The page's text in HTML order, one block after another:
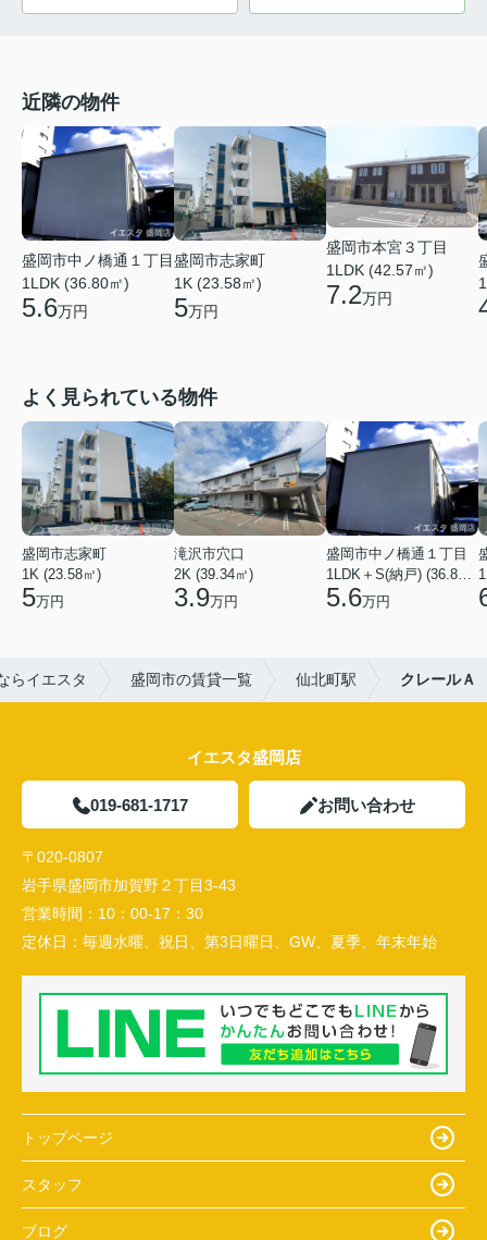
近隣の物件
盛岡市中ノ橋通１丁目
1LDK (36.80㎡)
5.6万円
盛岡市志家町
1K (23.58㎡)
5万円
盛岡市本宮３丁目
1LDK (42.57㎡)
7.2万円
よく見られている物件
盛岡市志家町
1K (23.58㎡)
5万円
滝沢市穴口
2K (39.34㎡)
3.9万円
盛岡市中ノ橋通１丁目
1LDK＋S(納戸) (36.80㎡)
5.6万円
らイエスタ 盛岡市の賃貸一覧 仙北町駅 クレールＡ
イエスタ盛岡店
019-681-1717 お問い合わせ
〒020-0807
岩手県盛岡市加賀野２丁目3-43
営業時間： 10：00-17：30
定休日： 毎週水曜、祝日、第3日曜日、GW、夏季、年末年始
トップページ
スタッフ
ブログ